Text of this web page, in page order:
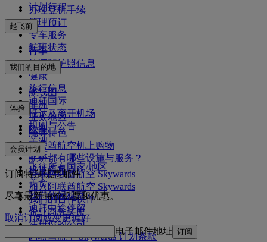
计划行程
办理登机手续
管理预订
专车服务
航班状态
起飞前
行李
签证和护照信息
健康
旅行信息
迪拜国际
抵达及离开机场
规则与公告
我们的目的地
航线图
非洲
亚太地区
欧洲
美洲
中东
飞往所有国家/地区
体验
舱等特色
阿联酋航空机上购物
航班都有哪些设施与服务？
机上娱乐
美食
我们的候机室
迪拜中途停留
会员计划
登录阿联酋航空 Skywards
加入阿联酋航空 Skywards
我们的合作伙伴
企业商务奖励
注册你的公司
阿联酋航空 Skywards 计划条款
订阅特别优惠邮件
尽享最新特价机票和优惠。
取消订阅或变更偏好
电子邮件地址 订阅